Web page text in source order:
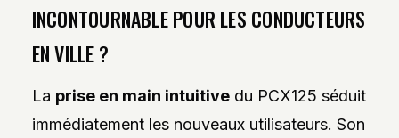
INCONTOURNABLE POUR LES CONDUCTEURS
EN VILLE ?
La prise en main intuitivedu PCX125 séduit
immédiatement les nouveaux utilisateurs. Son